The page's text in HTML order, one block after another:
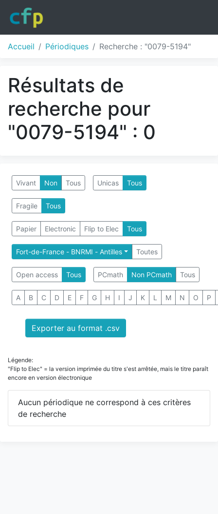
Accueil Périodiques Recherche : "0079-5194"
Résultats de
recherche pour
"0079-5194" : 0
Vivant Non Tous Unicas Tous
Fragile Tous
Papier Electronic Flip to Elec Tous
Fort-de-France - BNRMI - Antilles Toutes
Open access Tous PCmath Non PCmath Tous
A B C D E F G H I J K L M N O P
Exporter au format .csv
Légende:
"Flip to Elec" = la version imprimée du titre s'est arrêtée, mais le titre paraît
encore en version électronique
Aucun périodique ne correspond à ces critères
de recherche